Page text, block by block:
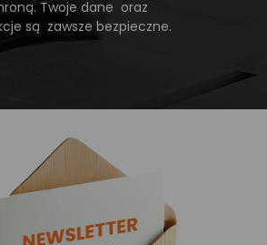
Twoje dane oraz
są zawsze bezpieczne.